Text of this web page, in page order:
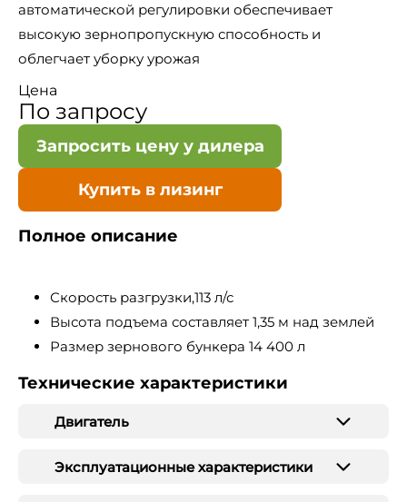
автоматической регулировки обеспечивает
высокую зернопропускную способность и
облегчает уборку урожая
Цена
По запросу
Запросить цену у дилера
Купить в лизинг
Полное описание
Скорость разгрузки,113 л/с
Высота подъема составляет 1,35 м над землей
Размер зернового бункера 14 400 л
Технические характеристики
Двигатель
Эксплуатационные характеристики